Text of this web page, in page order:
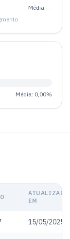
Média: --
Média: 0,00%
ATUALIZADO
EM
15/05/2025